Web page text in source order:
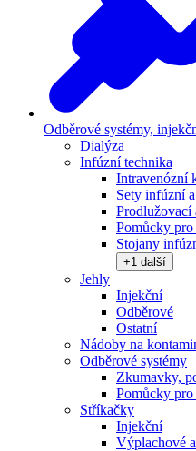
Odběrové systémy,
Dialýza
Infúzní technika
Intravenózní
Sety infúzní
Prodlužovací
Pomůcky
Stojany
+1 další
Jehly
Injekční
Odběrové
Ostatní
Nádoby na
Odběrové systémy
Zkumavky,
Pomůcky pro
Stříkačky
Injekční
Výplachové